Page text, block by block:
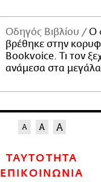
Οδηγός Βιβλίου
Ο
βρέθηκε στην
Bookvoice. Τι τον
ανάμεσα στα
ΤΑΥΤΟΤΗΤΑ
ΕΠΙΚΟΙΝΩΝΙΑ